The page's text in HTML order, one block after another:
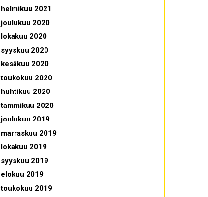
helmikuu 2021
joulukuu 2020
lokakuu 2020
syyskuu 2020
kesäkuu 2020
toukokuu 2020
huhtikuu 2020
tammikuu 2020
joulukuu 2019
marraskuu 2019
lokakuu 2019
syyskuu 2019
elokuu 2019
toukokuu 2019